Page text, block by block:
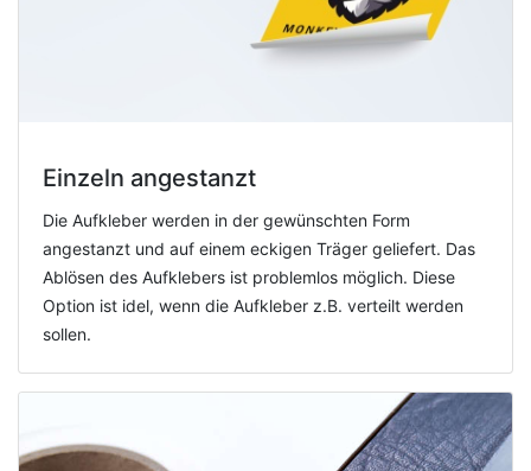
Einzeln angestanzt
Die Aufkleber werden in der gewünschten Form
angestanzt und auf einem eckigen Träger geliefert. Das
Ablösen des Aufklebers ist problemlos möglich. Diese
Option ist idel, wenn die Aufkleber z.B. verteilt werden
sollen.